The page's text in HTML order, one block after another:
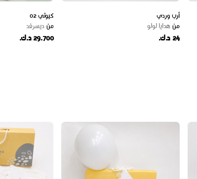
أرب وردي
منهدايا لولو
24 د.ك.
كيوتي 02
من ديسرفد
29.700 د.ك.